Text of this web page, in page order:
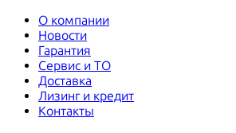
О компании
Новости
Гарантия
Сервис и ТО
Доставка
Лизинг и кредит
Контакты